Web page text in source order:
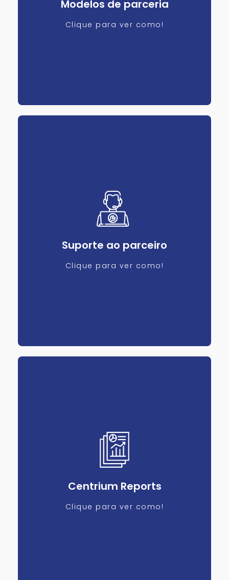
Modelos de parceria
Clique para ver como!
Suporte ao parceiro
Clique para ver como!
Centrium Reports
Clique para ver como!